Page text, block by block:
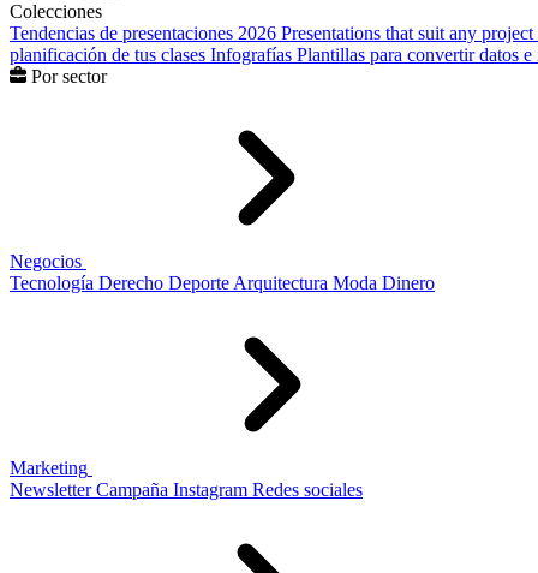
Colecciones
Tendencias de presentaciones 2026 Presentations that suit any project
planificación de tus clases Infografías Plantillas para convertir datos
Por sector
Negocios
Tecnología Derecho Deporte Arquitectura Moda Dinero
Marketing
Newsletter Campaña Instagram Redes sociales